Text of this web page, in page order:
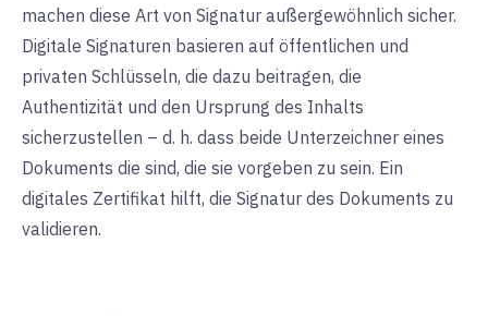
machen diese Art von Signatur außergewöhnlich sicher.
Digitale Signaturen basieren auf öffentlichen und
privaten Schlüsseln, die dazu beitragen, die
Authentizität und den Ursprung des Inhalts
sicherzustellen – d. h. dass beide Unterzeichner eines
Dokuments die sind, die sie vorgeben zu sein. Ein
digitales Zertifikat hilft, die Signatur des Dokuments zu
validieren.